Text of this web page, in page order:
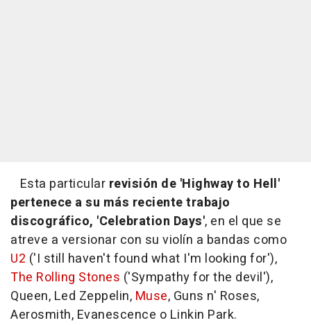
Esta particular revisión de 'Highway to Hell'
pertenece a su más reciente trabajo
discográfico, 'Celebration Days', en el que se
atreve a versionar con su violín a bandas como
U2 ('I still haven't found what I'm looking for'),
The Rolling Stones ('Sympathy for the devil'),
Queen, Led Zeppelin, Muse, Guns n' Roses,
Aerosmith, Evanescence o Linkin Park.